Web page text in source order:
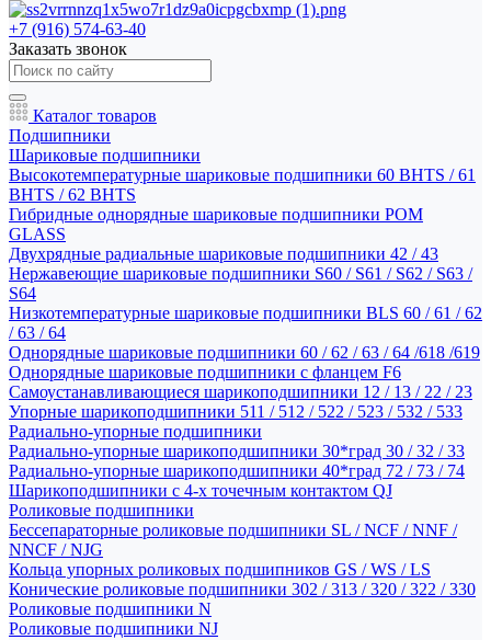
+7 (916) 574-63-40
Заказать звонок
Каталог товаров
Подшипники
Шариковые подшипники
Высокотемпературные шариковые подшипники 60 BHTS / 61
BHTS / 62 BHTS
Гибридные однорядные шариковые подшипники POM
GLASS
Двухрядные радиальные шариковые подшипники 42 / 43
Нержавеющие шариковые подшипники S60 / S61 / S62 / S63 /
S64
Низкотемпературные шариковые подшипники BLS 60 / 61 / 62
/ 63 / 64
Однорядные шариковые подшипники 60 / 62 / 63 / 64 /618 /619
Однорядные шариковые подшипники с фланцем F6
Самоустанавливающиеся шарикоподшипники 12 / 13 / 22 / 23
Упорные шарикоподшипники 511 / 512 / 522 / 523 / 532 / 533
Радиально-упорные подшипники
Радиально-упорные шарикоподшипники 30*град 30 / 32 / 33
Радиально-упорные шарикоподшипники 40*град 72 / 73 / 74
Шарикоподшипники с 4-х точечным контактом QJ
Роликовые подшипники
Бессепараторные роликовые подшипники SL / NCF / NNF /
NNCF / NJG
Кольца упорных роликовых подшипников GS / WS / LS
Конические роликовые подшипники 302 / 313 / 320 / 322 / 330
Роликовые подшипники N
Роликовые подшипники NJ